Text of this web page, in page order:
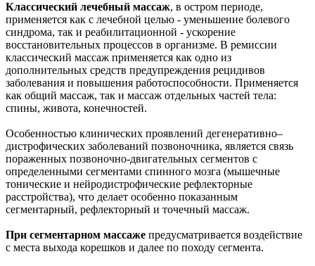
Классический лечебный массаж, в остром периоде,
применяется как с лечебной целью - уменьшение болевого
синдрома, так и реабилитационной - ускорение
восстановительных процессов в организме. В ремиссии
классический массаж применяется как одно из
дополнительных средств предупреждения рецидивов
заболевания и повышения работоспособности. Применяется
как общий массаж, так и массаж отдельных частей тела:
спины, живота, конечностей.
Особенностью клинических проявлений дегенеративно–
дистрофических заболеваний позвоночника, является связь
пораженных позвоночно-двигательных сегментов с
определенными сегментами спинного мозга (мышечные
тонические и нейродистрофические рефлекторные
расстройства), что делает особенно показанным
сегментарный, рефлекторный и точечный массаж.
При сегментарном массаже предусматривается воздействие
с места выхода корешков и далее по походу сегмента.